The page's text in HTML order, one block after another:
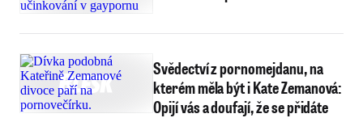
Svědectví z pornomejdanu, na
kterém měla být i Kate Zemanová:
Opijí vás a doufají, že se přidáte